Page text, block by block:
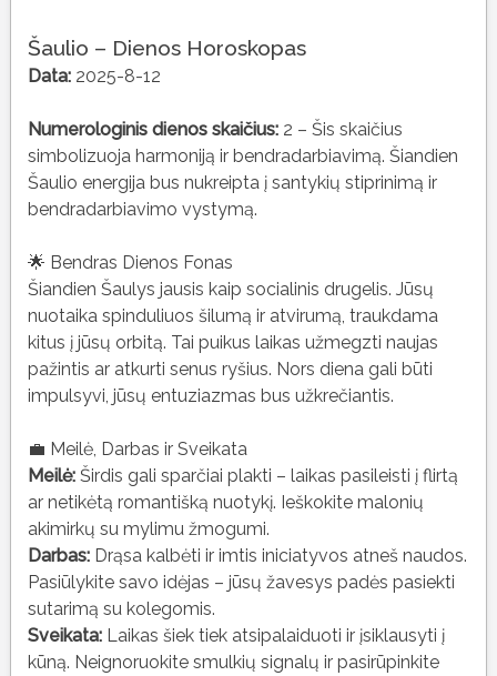
Šaulio – Dienos Horoskopas
Data:2025-8-12
Numerologinis dienos skaičius:2 – Šis skaičius
simbolizuoja harmoniją ir bendradarbiavimą. Šiandien
Šaulio energija bus nukreipta į santykių stiprinimą ir
bendradarbiavimo vystymą.
🌟 Bendras Dienos Fonas
Šiandien Šaulys jausis kaip socialinis drugelis. Jūsų
nuotaika spinduliuos šilumą ir atvirumą, traukdama
kitus į jūsų orbitą. Tai puikus laikas užmegzti naujas
pažintis ar atkurti senus ryšius. Nors diena gali būti
impulsyvi, jūsų entuziazmas bus užkrečiantis.
💼 Meilė, Darbas ir Sveikata
Meilė:Širdis gali sparčiai plakti – laikas pasileisti į flirtą
ar netikėtą romantišką nuotykį. Ieškokite malonių
akimirkų su mylimu žmogumi.
Darbas:Drąsa kalbėti ir imtis iniciatyvos atneš naudos.
Pasiūlykite savo idėjas – jūsų žavesys padės pasiekti
sutarimą su kolegomis.
Sveikata:Laikas šiek tiek atsipalaiduoti ir įsiklausyti į
kūną. Neignoruokite smulkių signalų ir pasirūpinkite